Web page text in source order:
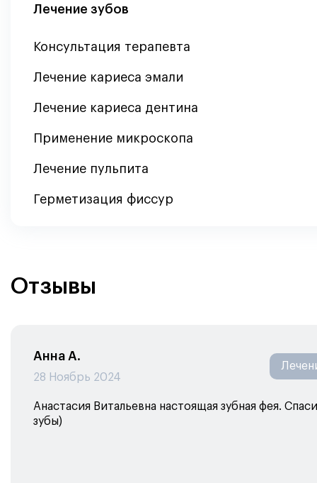
Лечение зубов
Консультация терапевта
Лечение кариеса эмали
Лечение кариеса дентина
Применение микроскопа
Лечение пульпита
Герметизация фиссур
Отзывы
Анна А.
28 Ноябрь 2024
Анастасия Витальевна настоящая зубная фея.
зубы)